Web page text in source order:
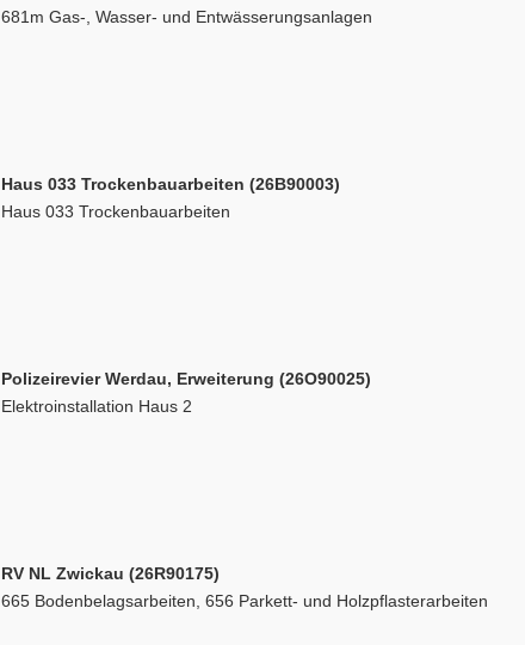
681m Gas-, Wasser- und Entwässerungsanlagen
Haus 033 Trockenbauarbeiten (26B90003)
Haus 033 Trockenbauarbeiten
Polizeirevier Werdau, Erweiterung (26O90025)
Elektroinstallation Haus 2
RV NL Zwickau (26R90175)
665 Bodenbelagsarbeiten, 656 Parkett- und Holzpflasterarbeiten